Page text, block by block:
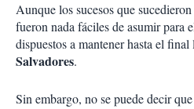
Aunque los sucesos que
fueron nada fáciles de asumir para
dispuestos a mantener hasta el
Salvadores.
Sin embargo, no se puede decir